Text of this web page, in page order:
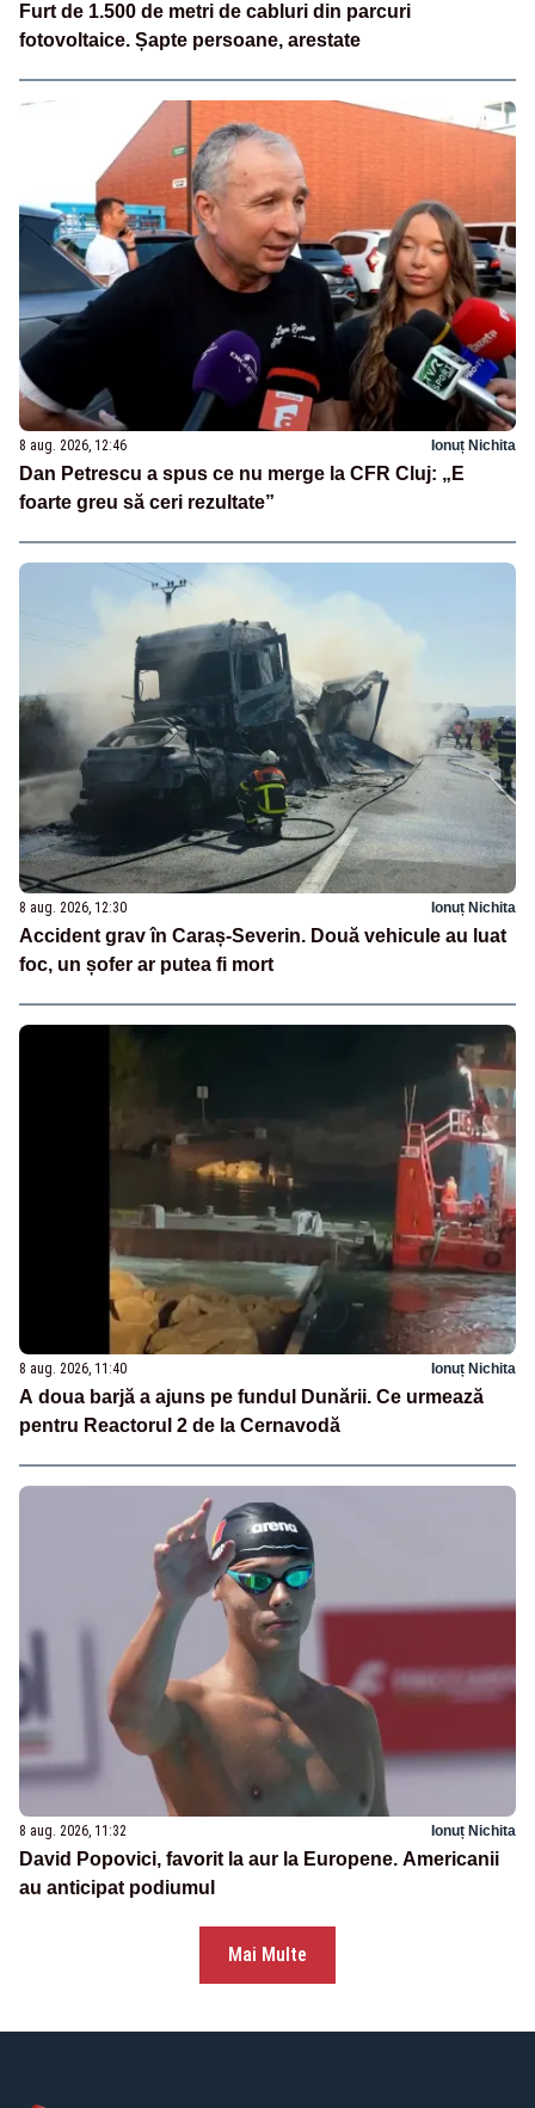
Furt de 1.500 de metri de cabluri din parcuri
fotovoltaice. Șapte persoane, arestate
8 aug. 2026, 12:46 Ionuț Nichita
Dan Petrescu a spus ce nu merge la CFR Cluj: „E
foarte greu să ceri rezultate”
8 aug. 2026, 12:30 Ionuț Nichita
Accident grav în Caraș-Severin. Două vehicule au luat
foc, un șofer ar putea fi mort
8 aug. 2026, 11:40 Ionuț Nichita
A doua barjă a ajuns pe fundul Dunării. Ce urmează
pentru Reactorul 2 de la Cernavodă
8 aug. 2026, 11:32 Ionuț Nichita
David Popovici, favorit la aur la Europene. Americanii
au anticipat podiumul
Mai Multe